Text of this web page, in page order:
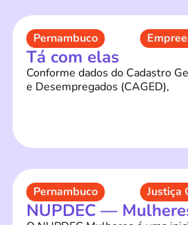
Pernambuco
Tá com elas
Conforme dados do Cadastro
e Desempregados (CAGED),
Pernambuco Justiça
NUPDEC —